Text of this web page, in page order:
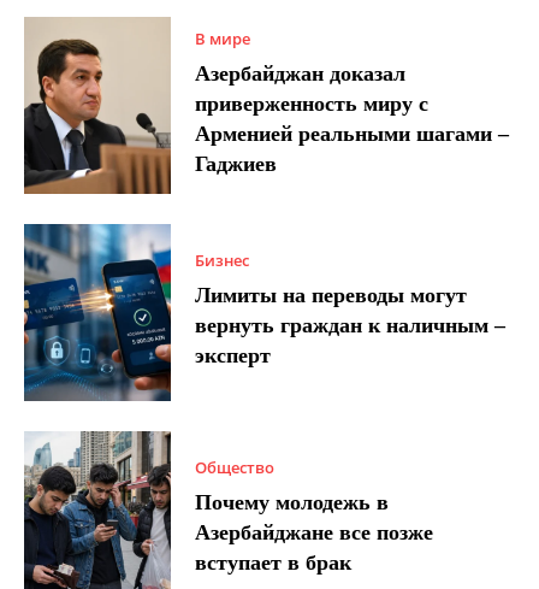
В мире
Азербайджан доказал
приверженность миру с
Арменией реальными шагами –
Гаджиев
Бизнес
Лимиты на переводы могут
вернуть граждан к наличным –
эксперт
Общество
Почему молодежь в
Азербайджане все позже
вступает в брак